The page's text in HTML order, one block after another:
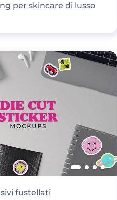
per skincare di lusso
fustellati